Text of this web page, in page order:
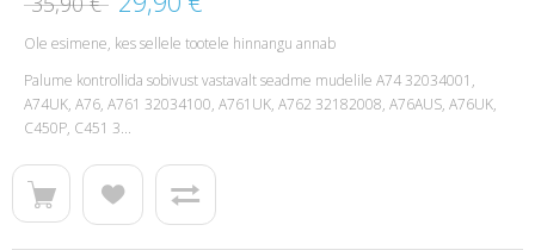
Ole esimene, kes sellele tootele hinnangu annab
Palume kontrollida sobivust vastavalt seadme mudelile A74 32034001,
A74UK, A76, A761 32034100, A761UK, A762 32182008, A76AUS, A76UK,
C450P, C451 3...